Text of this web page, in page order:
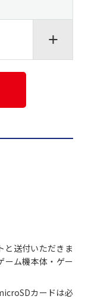
+
と送付いただきま
ーム機本体・ゲー
カードは必